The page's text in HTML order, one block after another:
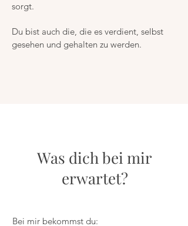
sorgt.
Du bist auch die, die es verdient, selbst
gesehen und gehalten zu werden.
Was dich bei mir
erwartet?
Bei mir bekommst du: